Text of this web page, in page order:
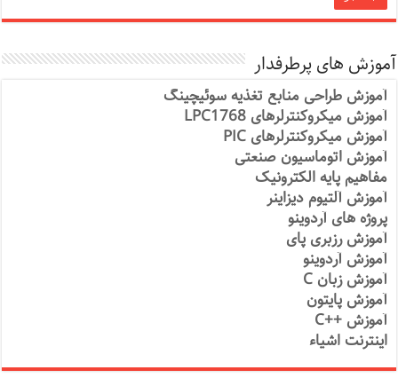
آموزش های پرطرفدار
آموزش طراحی منابع تغذیه سوئیچینگ
آموزش میکروکنترلرهای LPC1768
آموزش میکروکنترلرهای PIC
آموزش اتوماسیون صنعتی
مفاهیم پایه الکترونیک
آموزش آلتیوم دیزاینر
پروژه های آردوینو
آموزش رزبری پای
آموزش آردوینو
آموزش زبان C
آموزش پایتون
آموزش ++C
اینترنت اشیاء